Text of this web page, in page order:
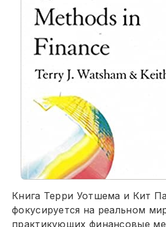
Книга Терри Уотшема и Кит
фокусируется на реальном
практикующих финансовые